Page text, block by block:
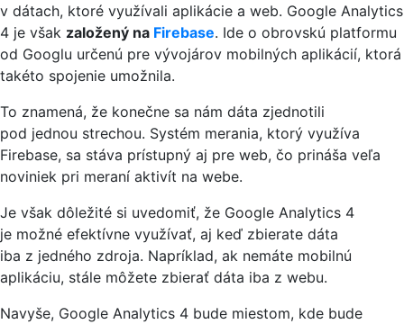
v dátach, ktoré využívali aplikácie a web. Google Analytics
4 je však založený na Firebase. Ide o obrovskú platformu
od Googlu určenú pre vývojárov mobilných aplikácií, ktorá
takéto spojenie umožnila.
To znamená, že konečne sa nám dáta zjednotili
pod jednou strechou. Systém merania, ktorý využíva
Firebase, sa stáva prístupný aj pre web, čo prináša veľa
noviniek pri meraní aktivít na webe.
Je však dôležité si uvedomiť, že Google Analytics 4
je možné efektívne využívať, aj keď zbierate dáta
iba z jedného zdroja. Napríklad, ak nemáte mobilnú
aplikáciu, stále môžete zbierať dáta iba z webu.
Navyše, Google Analytics 4 bude miestom, kde bude